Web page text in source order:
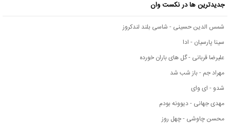
جدیدترین ها در نکست وان
شمس الدین حسینی - شاسی بلند لندکروز
سینا پارسیان - ادا
علیرضا قربانی - گل های باران خورده
مهراد جم - باز شب شد
شدو - ای وای
مهدی جهانی - دیوونه بودم
محسن چاوشی - چهل روز